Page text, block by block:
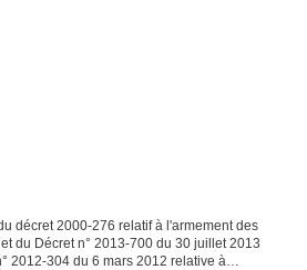
décret 2000-276 relatif à l'armement des
du Décret n° 2013-700 du 30 juillet 2013
2012-304 du 6 mars 2012 relative à